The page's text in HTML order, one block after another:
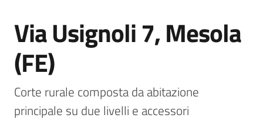
beni
Menu selezionato
Il
piano
politiche
Salta al contenuto
Via Usignoli 7, Mesola
(FE)
Corte rurale composta da abitazione
principale su due livelli e accessori